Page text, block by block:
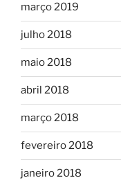
março 2019
julho 2018
maio 2018
abril 2018
março 2018
fevereiro 2018
janeiro 2018